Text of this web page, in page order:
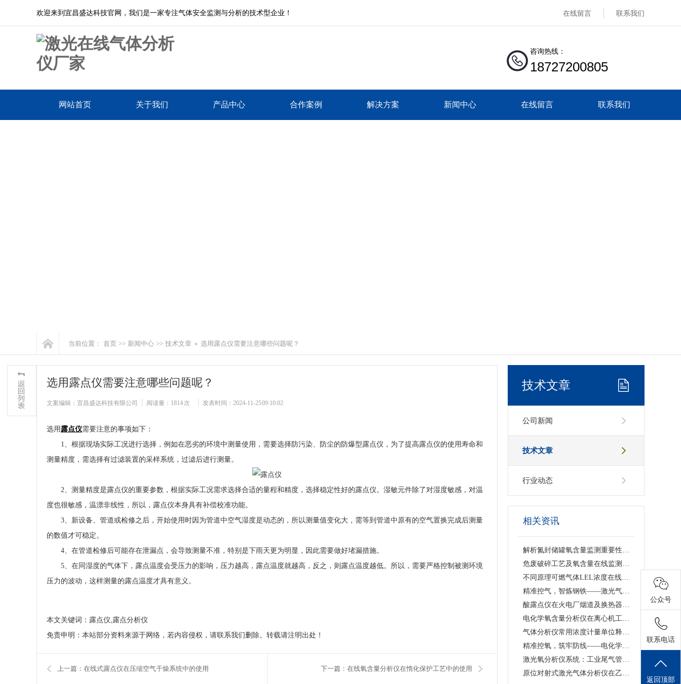
欢迎来到宜昌盛达科技官网，我们是一家专注气体安全监测与分析的技术型企业！ 在线留言 联系我们
咨询热线：
18727200805
网站首页 关于我们 产品中心 合作案例 解决方案 新闻中心 在线留言 联系我们
当前位置： 首页 >> 新闻中心 >> 技术文章 » 选用露点仪需要注意哪些问题呢？
选用露点仪需要注意哪些问题呢？
文案编辑：宜昌盛达科技有限公司 阅读量： 1814 次 发表时间：2024-11-25 09:10:02
选用 露点仪需要注意的事项如下：
1、根据现场实际工况进行选择，例如在恶劣的环境中测量使用，需要选择防污染、防尘的防爆型露点仪，为了提高露点仪的使用寿命和
测量精度，需选择有过滤装置的采样系统，过滤后进行测量。
2、测量精度是露点仪的重要参数，根据实际工况需求选择合适的量程和精度，选择稳定性好的露点仪。湿敏元件除了对湿度敏感，对温
度也很敏感，温漂非线性，所以，露点仪本身具有补偿校准功能。
3、新设备、管道或检修之后，开始使用时因为管道中空气湿度是动态的，所以测量值变化大，需等到管道中原有的空气置换完成后测量
的数值才可稳定。
4、在管道检修后可能存在泄漏点，会导致测量不准，特别是下雨天更为明显，因此需要做好堵漏措施。
5、在同湿度的气体下，露点温度会受压力的影响，压力越高，露点温度就越高，反之，则露点温度越低。所以，需要严格控制被测环境
压力的波动，这样测量的露点温度才具有意义。
本文关键词：露点仪,露点分析仪
免责申明：本站部分资料来源于网络，若内容侵权，请联系我们删除。转载请注明出处！
上一篇：在线式露点仪在压缩空气干燥系统中的使用 下一篇：在线氧含量分析仪在惰化保护工艺中的使用
技术文章
公司新闻
技术文章
行业动态
相关资讯
解析氮封储罐氧含量监测重要性，原位单端直插激光气体分析仪的落地应用与工艺价值
危废破碎工艺及氧含量在线监测浅析 —— 激光气体分析仪在工艺安全中的应用
不同原理可燃气体LEL浓度在线监测仪技术特点及工业选型指南
精准控气，智炼钢铁——激光气体分析仪赋能钢铁冶炼高效低碳生产
酸露点仪在火电厂烟道及换热器防腐中的应用
电化学氧含量分析仪在离心机工艺中的应用价值与产品解析
气体分析仪常用浓度计量单位释义、换算关系及适用场景说明
精准控氧，筑牢防线——电化学氧含量分析仪在反应釜工艺中的深度应用
激光氧分析仪系统：工业尾气管道精准测氧、筑牢工艺安全防线
原位对射式激光气体分析仪在乙烯裂解炉烟道CO检测中的应用
公众号
联系电话
返回顶部